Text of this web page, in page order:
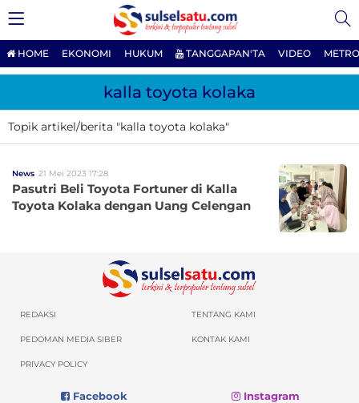
HOME EKONOMI HUKUM TANGGAPAN'TA VIDEO
kalla toyota kolaka
Topik artikel/berita "kalla toyota kolaka"
News 21 Mei 2023 17:28
Pasutri Beli Toyota Fortuner di Kalla
Toyota Kolaka dengan Uang Celengan
REDAKSI TENTANG KAMI
PEDOMAN MEDIA SIBER KONTAK KAMI
PRIVACY POLICY
Facebook
Instagram